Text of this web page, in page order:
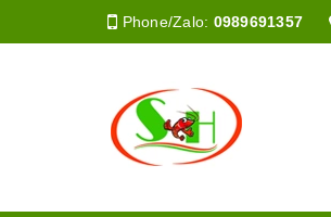
Phone/Zalo: 0989691357